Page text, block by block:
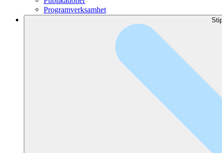
Programverksamhet